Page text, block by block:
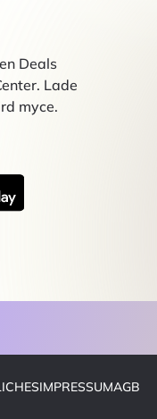
Deals
Lade
myce.
IMPRESSUMAGB